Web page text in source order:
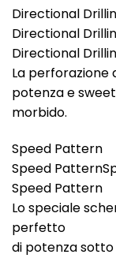
Directional
Directional
Directional
La perforazione
potenza e
morbido.
Speed Pattern
Speed
Speed Pattern
Lo speciale
perfetto
di potenza